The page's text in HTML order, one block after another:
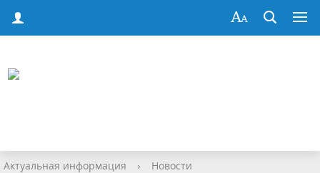
Актуальная информация › Новости